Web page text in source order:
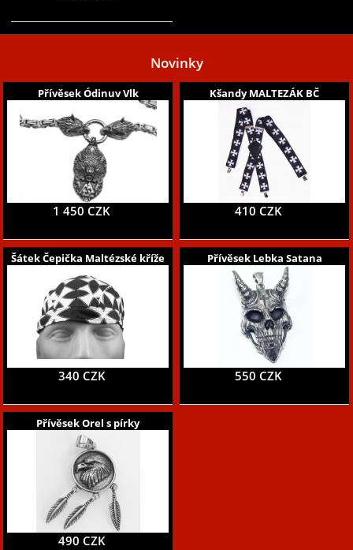
Novinky
Přívěsek Ódinuv Vlk
1 450 CZK
Kšandy MALTEZÁK BČ
410 CZK
Šátek Čepička Maltézské kříže
340 CZK
Přívěsek Lebka Satana
550 CZK
Přívěsek Orel s pírky
490 CZK